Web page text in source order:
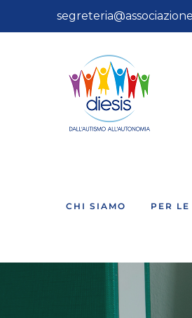
al
CHI SIAMO PER